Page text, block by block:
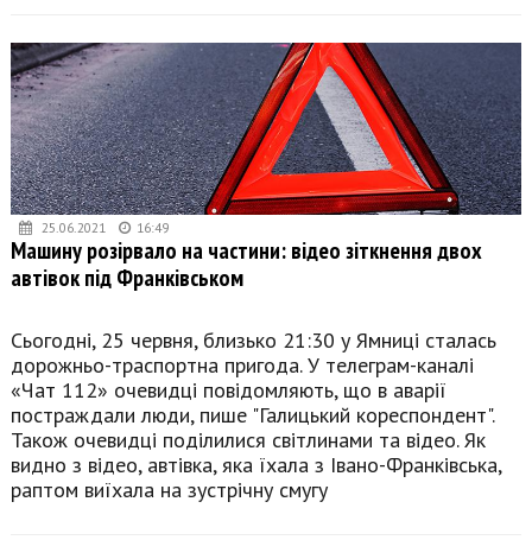
25.06.2021 16:49
Машину розірвало на частини: відео зіткнення двох
автівок під Франківськом
Сьогодні, 25 червня, близько 21:30 у Ямниці сталась
дорожньо-траспортна пригода. У телеграм-каналі
«Чат 112» очевидці повідомляють, що в аварії
постраждали люди, пише "Галицький кореспондент".
Також очевидці поділилися світлинами та відео. Як
видно з відео, автівка, яка їхала з Івано-Франківська,
раптом виїхала на зустрічну смугу